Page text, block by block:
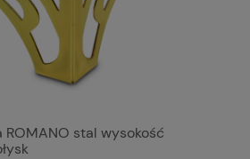
ROMANO stal wysokość